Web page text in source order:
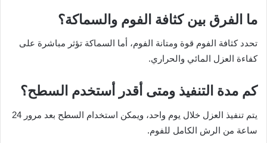
ما الفرق بين كثافة الفوم والسماكة؟
تحدد كثافة الفوم قوة ومتانة الفوم، أما السماكة تؤثر مباشرة على
كفاءة العزل المائي والحراري.
كم مدة التنفيذ ومتى أقدر أستخدم السطح؟
يتم تنفيذ العزل خلال يوم واحد، ويمكن استخدام السطح بعد مرور 24
ساعة من الرش الكامل للفوم.